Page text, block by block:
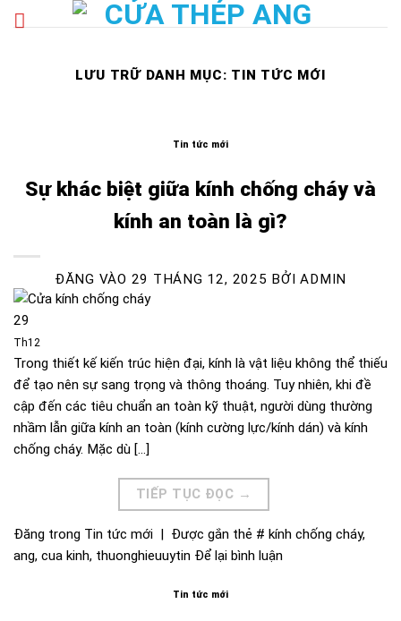
Bỏ
qua
LƯU TRỮ DANH MỤC: TIN TỨC MỚI
Tin tức mới
Sự khác biệt giữa kính chống cháy và
kính an toàn là gì?
ĐĂNG VÀO 29 THÁNG 12, 2025 BỞIADMIN
29
Th12
Trong thiết kế kiến trúc hiện đại, kính là vật liệu không thể thiếu
để tạo nên sự sang trọng và thông thoáng. Tuy nhiên, khi đề
cập đến các tiêu chuẩn an toàn kỹ thuật, người dùng thường
nhầm lẫn giữa kính an toàn (kính cường lực/kính dán) và kính
chống cháy. Mặc dù […]
TIẾP TỤC ĐỌC →
Đăng trong Tin tức mới Được gắn thẻ # kính chống cháy,
ang, cua kinh, thuonghieuuytin Để lại bình luận
Tin tức mới